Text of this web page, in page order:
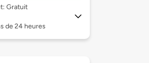
Gratuit
de 24 heures